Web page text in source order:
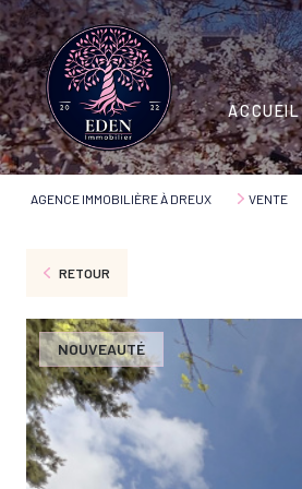
ACCUEIL
AGENCE IMMOBILIÈRE À DREUX VENTE
RETOUR
NOUVEAUTÉ